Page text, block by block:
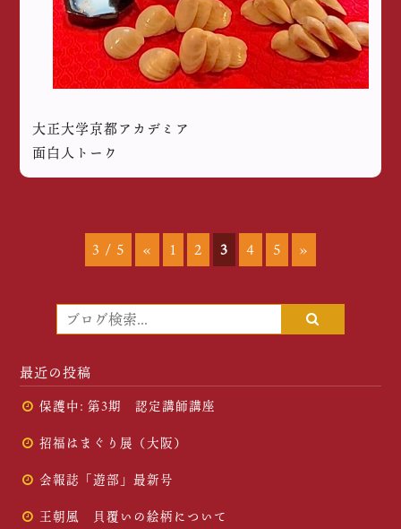
大正大学京都アカデミア
面白人トーク
3 / 5 « 1 2 3 4 5 »
最近の投稿
保護中: 第3期 認定講師講座
招福はまぐり展（大阪）
会報誌「遊部」最新号
王朝風 貝覆いの絵柄について